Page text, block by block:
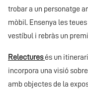
trobar a un personatge
mòbil. Ensenya les
vestíbul i rebràs un
Relecturesés un
incorpora una visió
amb objectes de la